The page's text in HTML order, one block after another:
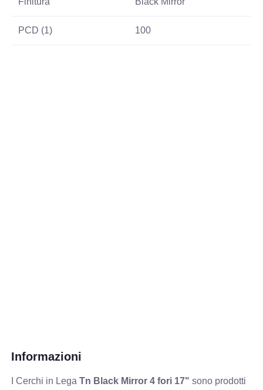
PCD (1) 100
Informazioni
I Cerchi in LegaTn Black Mirror 4 fori 17" sono prodotti